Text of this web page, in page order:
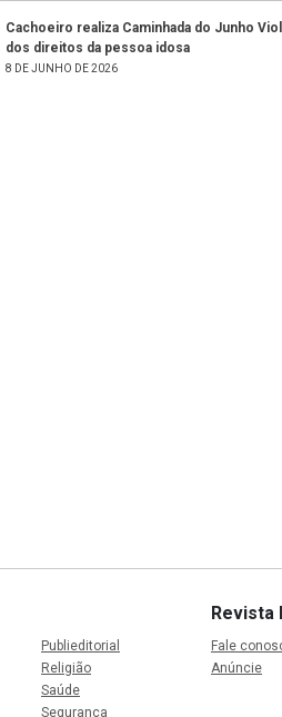
Cachoeiro realiza Caminhada do Junho
dos direitos da pessoa idosa
8 DE JUNHO DE 2026
Publieditorial
Religião
Saúde
Segurança
Revista
Fale
Anúncie